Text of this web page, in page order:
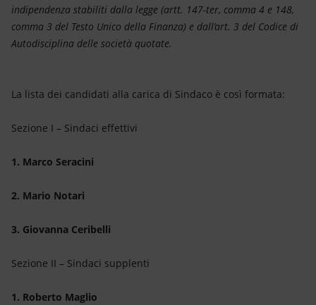
indipendenza stabiliti dalla legge (artt. 147-ter, comma 4 e 148,
comma 3 del Testo Unico della Finanza) e dall’art. 3 del Codice di
Autodisciplina delle società quotate.
La lista dei candidati alla carica di Sindaco è così formata:
Sezione I – Sindaci effettivi
1. Marco Seracini
2. Mario Notari
3. Giovanna Ceribelli
Sezione II – Sindaci supplenti
1. Roberto Maglio